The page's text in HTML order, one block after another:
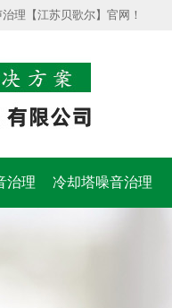
理【江苏贝歌尔】官网！
治理 冷却塔噪音治理